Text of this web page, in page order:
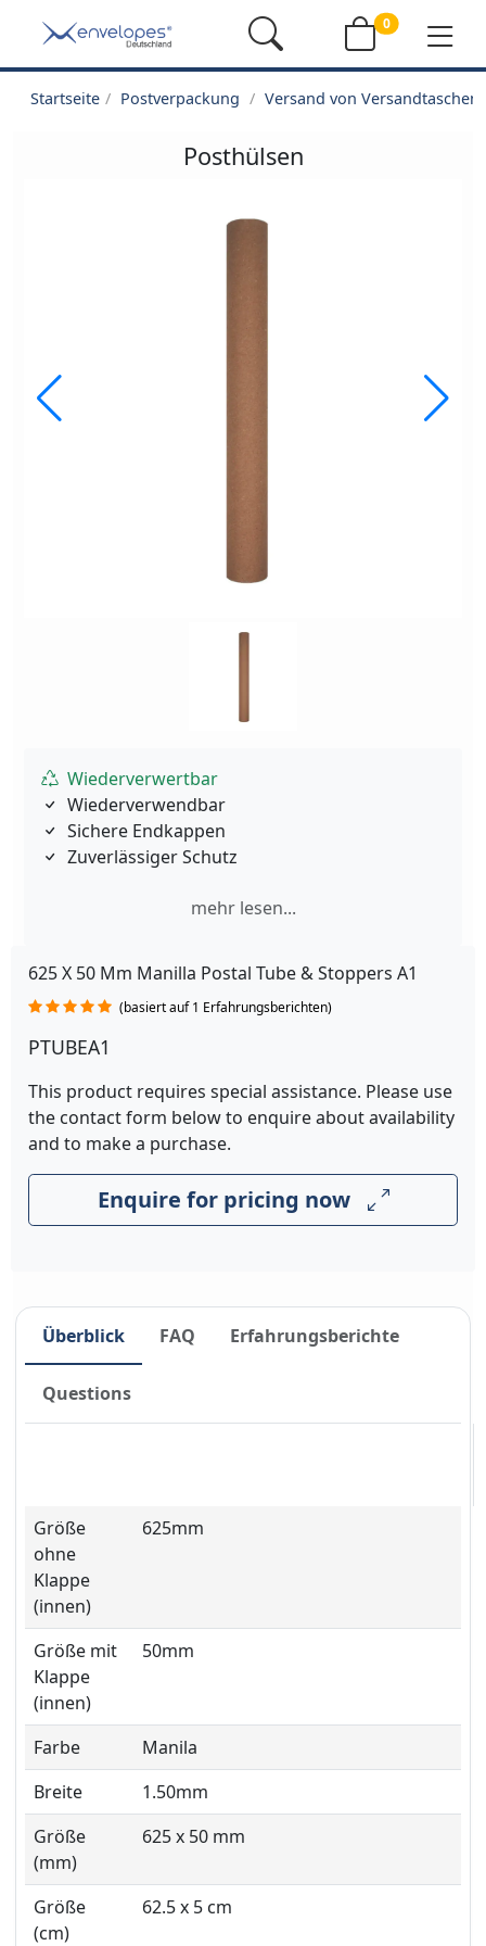
0
Startseite Postverpackung Versand von Versandtaschen
Posthülsen
Wiederverwertbar
Wiederverwendbar
Sichere Endkappen
Zuverlässiger Schutz
mehr lesen...
625 X 50 Mm Manilla Postal Tube & Stoppers A1
(basiert auf 1 Erfahrungsberichten)
PTUBEA1
This product requires special assistance. Please use
the contact form below to enquire about availability
and to make a purchase.
Enquire for pricing now
Überblick FAQ Erfahrungsberichte
Questions
Größe
ohne
Klappe
(innen)
625mm
Größe mit
Klappe
(innen)
50mm
Farbe
Manila
Breite
1.50mm
Größe
(mm)
625 x 50 mm
Größe
(cm)
62.5 x 5 cm